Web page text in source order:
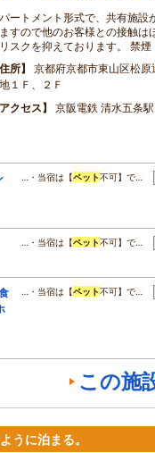
ートメント形式で、共有施設
すので他のお客様との接触は
スクを抑えております。 禁煙
住所
京都府京都市東山区松
１Ｆ、２Ｆ
アクセス
京阪電鉄 清水五条
…・当宿は【ペット不可】で…
…・当宿は【ペット不可】で…
…・当宿は【ペット不可】で…
この施
うに泊まる。